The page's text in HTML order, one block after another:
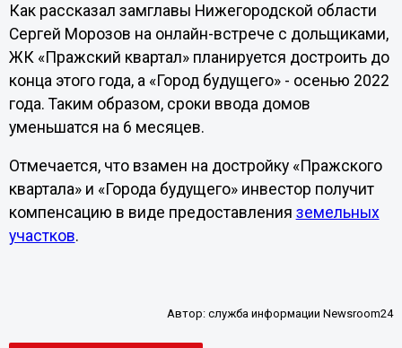
Как рассказал замглавы Нижегородской области
Сергей Морозов на онлайн-встрече с дольщиками,
ЖК «Пражский квартал» планируется достроить до
конца этого года, а «Город будущего» - осенью 2022
года. Таким образом, сроки ввода домов
уменьшатся на 6 месяцев.
Отмечается, что взамен на достройку «Пражского
квартала» и «Города будущего» инвестор получит
компенсацию в виде предоставления земельных
участков.
Автор:служба информации Newsroom24